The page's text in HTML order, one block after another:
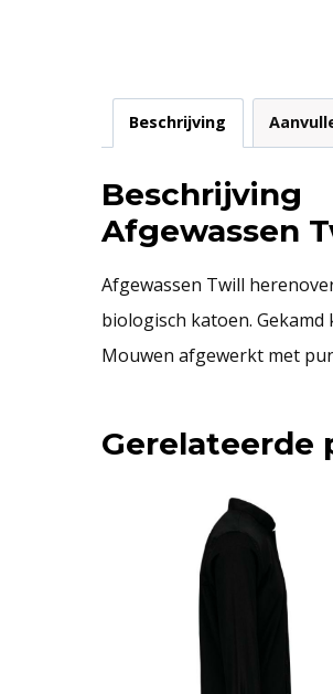
Beschrijving
Beschrijving
Afgewassen
Afgewassen Twill
biologisch katoen.
Mouwen afgewerkt met
Gerelateerde